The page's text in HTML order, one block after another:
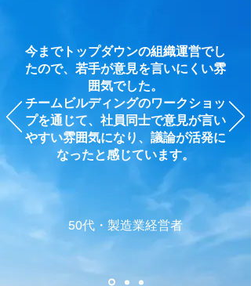
今までトップダウンの組織運営でし
たので、若手が意見を言いにくい雰
囲気でした。
チームビルディングのワークショッ
プを通じて、社員同士で意見が言い
やすい雰囲気になり、議論が活発に
なったと感じています。
50代・製造業経営者